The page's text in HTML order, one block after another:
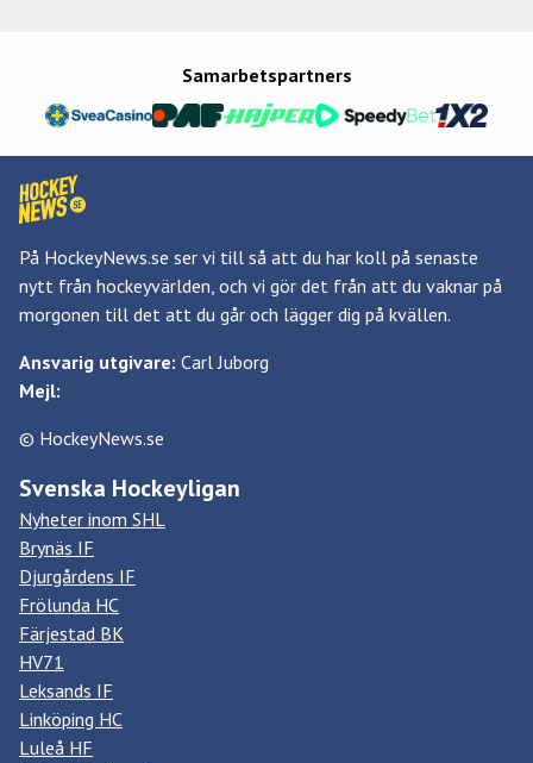
Samarbetspartners
På HockeyNews.se ser vi till så att du har koll på senaste
nytt från hockeyvärlden, och vi gör det från att du vaknar på
morgonen till det att du går och lägger dig på kvällen.
Ansvarig utgivare: Carl Juborg
Mejl:
© HockeyNews.se
Svenska Hockeyligan
Nyheter inom SHL
Brynäs IF
Djurgårdens IF
Frölunda HC
Färjestad BK
HV71
Leksands IF
Linköping HC
Luleå HF